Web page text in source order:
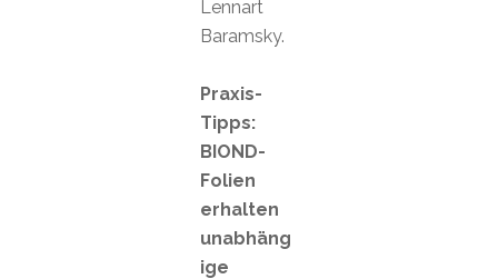
Lennart
Baramsky.
Praxis-
Tipps:
BIOND-
Folien
erhalten
unabhäng
ige